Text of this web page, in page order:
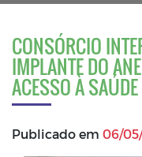
CONSÓRCIO
IMPLANTE DO
ACESSO À
Publicado em 06/